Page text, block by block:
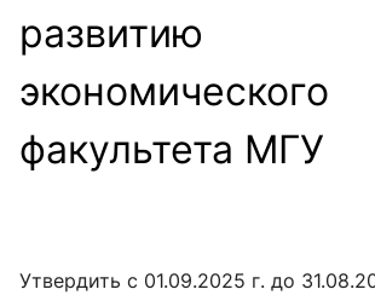
развитию
экономического
факультета МГУ
Утвердить c 01.09.2025 г. до